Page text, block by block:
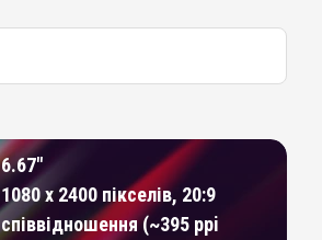
6.67"
1080 x 2400 пікселів, 20:9
співвідношення (~395 ppi